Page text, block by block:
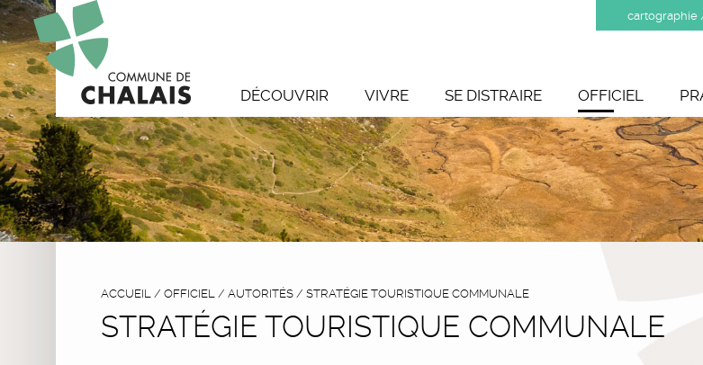
cartographie
DÉCOUVRIR VIVRE SE DISTRAIRE OFFICIEL
ACCUEIL / OFFICIEL / AUTORITÉS / STRATÉGIE TOURISTIQUE COMMUNALE
STRATÉGIE TOURISTIQUE COMMUNALE